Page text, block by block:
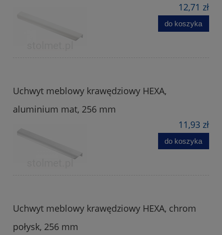
12,71 zł
do koszyka
Uchwyt meblowy krawędziowy HEXA,
aluminium mat, 256 mm
11,93 zł
do koszyka
Uchwyt meblowy krawędziowy HEXA, chrom
połysk, 256 mm